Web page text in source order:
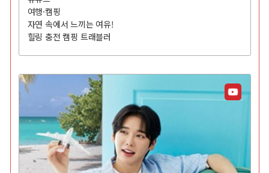
여행·캠핑
자연 속에서 느끼는 여유!
힐링 충전 캠핑 트래블러